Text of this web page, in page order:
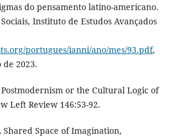
do pensamento latino-americano.
Instituto de Estudos Avançados
portugues/ianni/ano/mes/93.pdf,
de 2023.
Postmodernism or the Cultural Logic of
Left Review 146:53-92.
Shared Space of Imagination,